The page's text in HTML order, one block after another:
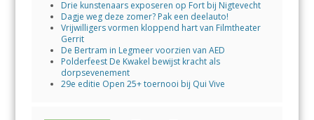
Drie kunstenaars exposeren op Fort bij Nigtevecht
Dagje weg deze zomer? Pak een deelauto!
Vrijwilligers vormen kloppend hart van Filmtheater
Gerrit
De Bertram in Legmeer voorzien van AED
Polderfeest De Kwakel bewijst kracht als
dorpsevenement
29e editie Open 25+ toernooi bij Qui Vive